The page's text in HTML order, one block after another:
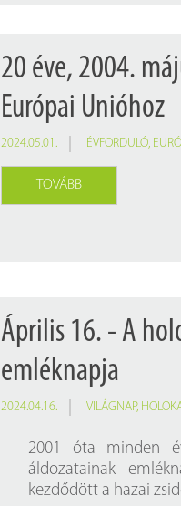
20 éve, 2004.
Európai Unióhoz
2024.05.01. ÉVFORDULÓ,
TOVÁBB
Április 16. - A
emléknapja
2024.04.16. VILÁGNAP,
2001 óta minden
áldozatainak
kezdődött a hazai